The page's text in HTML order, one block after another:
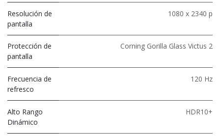
Resolución de
pantalla
1080 x 2340 p
Protección de
pantalla
Corning Gorilla Glass Victus 2
Frecuencia de
refresco
120 Hz
Alto Rango
Dinámico
HDR10+